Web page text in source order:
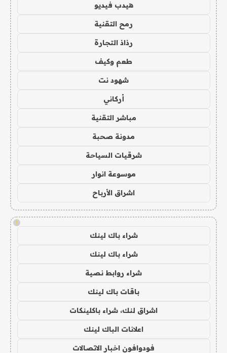
هيدب فيديو
رمح التقنية
رذاذ التجارة
طعم وكيف
شهود نت
أركاني
مباشر التقنية
مدونة صحبة
شرقيات السياحة
موسوعة انوار
اشراق الأرباح
!
شراء باك لينك
شراء باك لينك
شراء روابط نصية
باقات باك لينك
اشراق لنك، شراء باكلينكات
اعلانات الباك لينك
فودوافون اخبار الاتصالات